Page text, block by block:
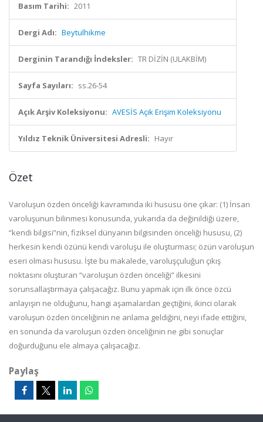
Basım Tarihi: 2011
Dergi Adı: Beytulhikme
Derginin Tarandığı İndeksler: TR DİZİN (ULAKBİM)
Sayfa Sayıları: ss.26-54
Açık Arşiv Koleksiyonu: AVESİS Açık Erişim Koleksiyonu
Yıldız Teknik Üniversitesi Adresli: Hayır
Özet
Varoluşun özden önceliği kavramında iki hususu öne çıkar: (1) İnsan
varoluşunun bilinmesi konusunda, yukarıda da değinildiği üzere,
“kendi bilgisi”nin, fiziksel dünyanın bilgisinden önceliği hususu, (2)
herkesin kendi özünü kendi varoluşu ile oluşturması; özün varoluşun
eseri olması hususu. İşte bu makalede, varoluşçuluğun çıkış
noktasını oluşturan “varo­luşun özden önceliği” ilkesini
sorunsallaştırmaya çalışacağız. Bunu yapmak için ilk önce özcü
anlayışın ne olduğunu, hangi aşamalardan geçtiğini, ikinci olarak
varoluşun özden önceliğinin ne anlama geldiğini, neyi ifade ettiğini,
en sonunda da varoluşun özden önceliğinin ne gibi sonuçlar
doğurduğunu ele almaya çalışacağız.
Paylaş